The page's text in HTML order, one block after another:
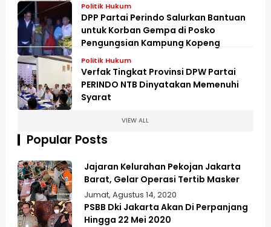
Politik Hukum
DPP Partai Perindo Salurkan Bantuan
untuk Korban Gempa di Posko
Pengungsian Kampung Kopeng
Politik Hukum
Verfak Tingkat Provinsi DPW Partai
PERINDO NTB Dinyatakan Memenuhi
Syarat
VIEW ALL
Popular Posts
Jajaran Kelurahan Pekojan Jakarta
Barat, Gelar Operasi Tertib Masker
Jumat, Agustus 14, 2020
PSBB Dki Jakarta Akan Di Perpanjang
Hingga 22 Mei 2020